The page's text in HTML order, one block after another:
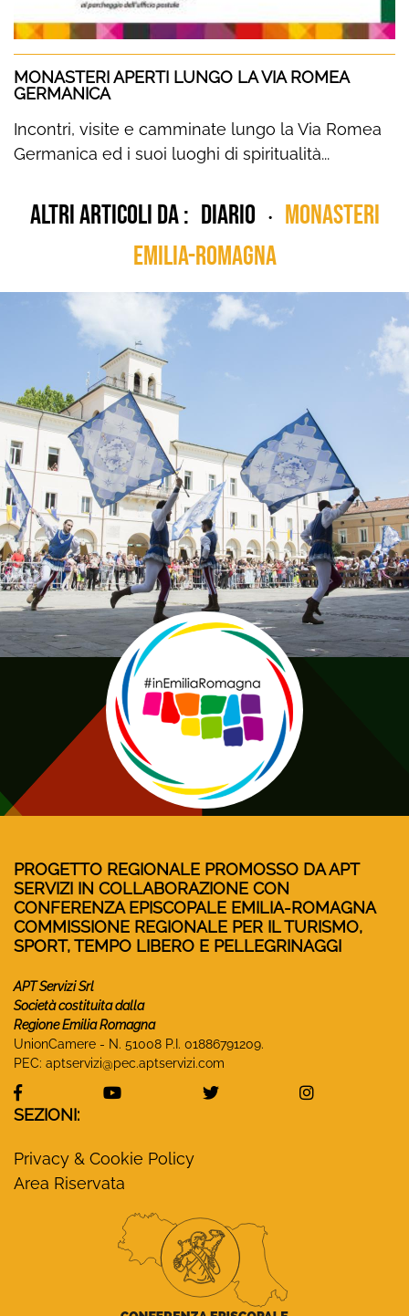
MONASTERI APERTI LUNGO LA VIA ROMEA
GERMANICA
Incontri, visite e camminate lungo la Via Romea
Germanica ed i suoi luoghi di spiritualità...
Altri articoli da : diario •
Monasteri
Emilia-Romagna
PROGETTO REGIONALE PROMOSSO DA APT
SERVIZI IN COLLABORAZIONE CON
CONFERENZA EPISCOPALE EMILIA-ROMAGNA
COMMISSIONE REGIONALE PER IL TURISMO,
SPORT, TEMPO LIBERO E PELLEGRINAGGI
APT Servizi Srl
Società costituita dalla
Regione Emilia Romagna
UnionCamere - N. 51008 P.I. 01886791209.
PEC: aptservizi@pec.aptservizi.com
visita la pagina Facebook di Monasteri Emilia-
visita la pagina YouTube di
visita la pagina Twitter
visita la
SEZIONI:
Privacy & Cookie Policy
Area Riservata